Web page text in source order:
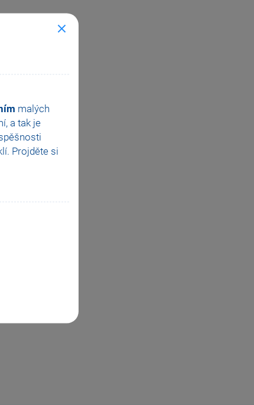
malých
a tak je
Projděte si